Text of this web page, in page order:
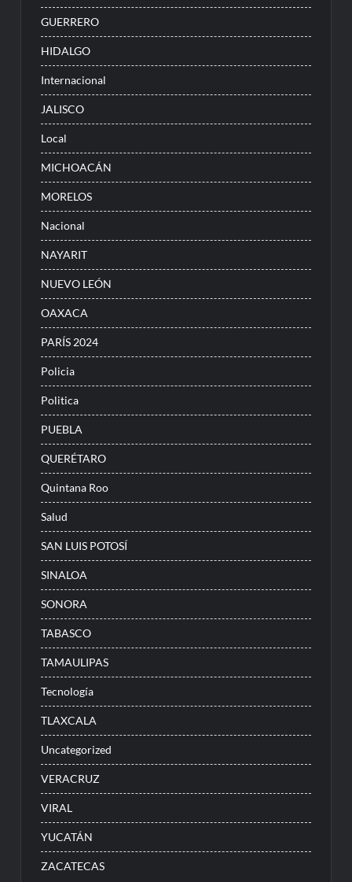
GUERRERO
HIDALGO
Internacional
JALISCO
Local
MICHOACÁN
MORELOS
Nacional
NAYARIT
NUEVO LEÓN
OAXACA
PARÍS 2024
Policia
Politica
PUEBLA
QUERÉTARO
Quintana Roo
Salud
SAN LUIS POTOSÍ
SINALOA
SONORA
TABASCO
TAMAULIPAS
Tecnología
TLAXCALA
Uncategorized
VERACRUZ
VIRAL
YUCATÁN
ZACATECAS